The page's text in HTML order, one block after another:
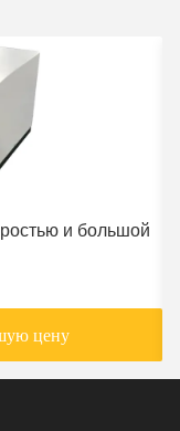
и большой
цену